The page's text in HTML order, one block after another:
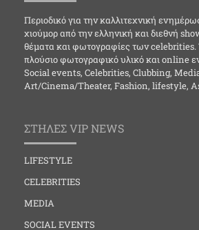
Περιοδικό για την καλλιτεχνική
χιούμορ από την ελληνική και διεθνή
θέματα και φωτογραφίες των celebrities.
πλούσιο φωτογραφικό υλικό και online
Social events, Celebrities, Clubbing,
Art/Cinema/Theater, Fashion, lifestyle,
ΣΤΗΛΕΣ VIP NEWS
LIFESTYLE
CELEBRITIES
MEDIA
SOCIAL EVENTS